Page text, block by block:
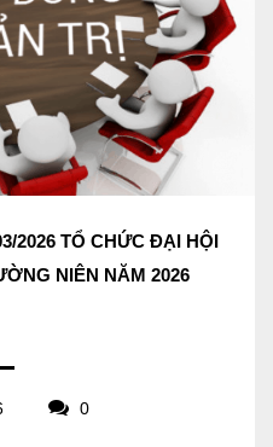
2026 TỔ CHỨC ĐẠI HỘI
NIÊN NĂM 2026
0